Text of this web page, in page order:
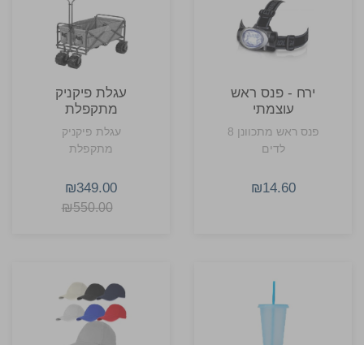
ירח - פנס ראש
עוצמתי
פנס ראש מתכוונן 8
לדים
₪14.60
עגלת פיקניק
מתקפלת
עגלת פיקניק
מתקפלת
₪349.00
₪550.00